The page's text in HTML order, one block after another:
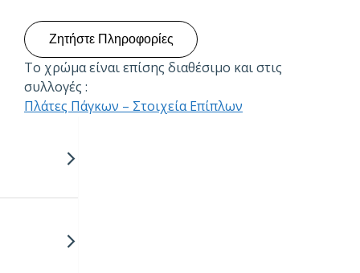
Ζητήστε Πληροφορίες
Το χρώμα είναι επίσης διαθέσιμο και στις
συλλογές :
Πλάτες Πάγκων – Στοιχεία Επίπλων